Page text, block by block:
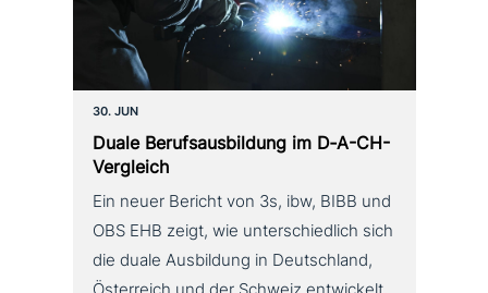
30. JUN
Duale Berufsausbildung im D‑A-CH-
Vergleich
Ein neuer Bericht von 3s, ibw, BIBB und
OBS EHB zeigt, wie unterschiedlich sich
die duale Ausbildung in Deutschland,